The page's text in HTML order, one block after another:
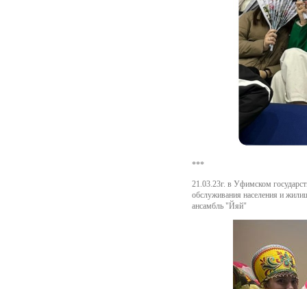
***
21.03.23г. в Уфимском
обслуживания населения и
ансамбль "Йяй"